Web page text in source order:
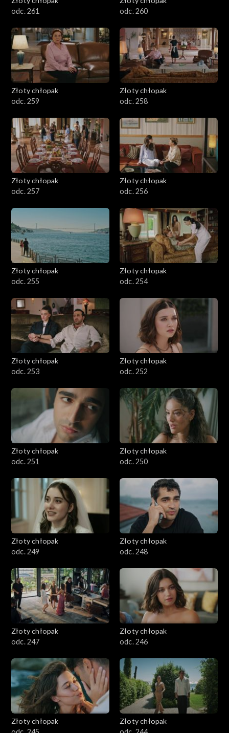
odc. 261
odc. 260
Złoty chłopak
odc. 259
Złoty chłopak
odc. 258
Złoty chłopak
odc. 257
Złoty chłopak
odc. 256
Złoty chłopak
odc. 255
Złoty chłopak
odc. 254
Złoty chłopak
odc. 253
Złoty chłopak
odc. 252
Złoty chłopak
odc. 251
Złoty chłopak
odc. 250
Złoty chłopak
odc. 249
Złoty chłopak
odc. 248
Złoty chłopak
odc. 247
Złoty chłopak
odc. 246
Złoty chłopak
Złoty chłopak